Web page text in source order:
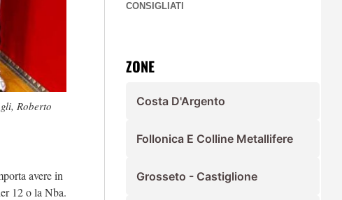
Roberto
avere in
12 o la Nba.
CONSIGLIATI
ZONE
Costa D'Argento
Follonica E Colline Metallifere
Grosseto - Castiglione